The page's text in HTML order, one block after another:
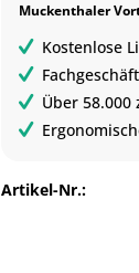
Muckenthaler
Kostenlose
Über
Artikel-Nr.: